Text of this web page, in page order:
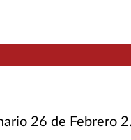
26 de Febrero 2024